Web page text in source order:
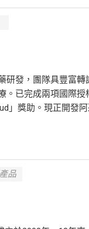
研發，團隊具豐富
。已完成兩項國際
」獎助。現正開發
品